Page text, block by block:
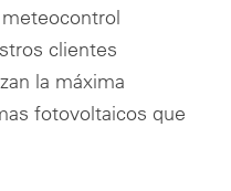
clientes
la máxima
fotovoltaicos que